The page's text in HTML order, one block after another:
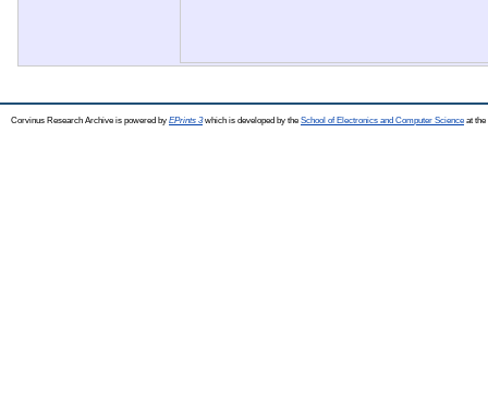
Corvinus Research Archive is powered by EPrints 3which is developed by the School of Electronics and Computer Science at